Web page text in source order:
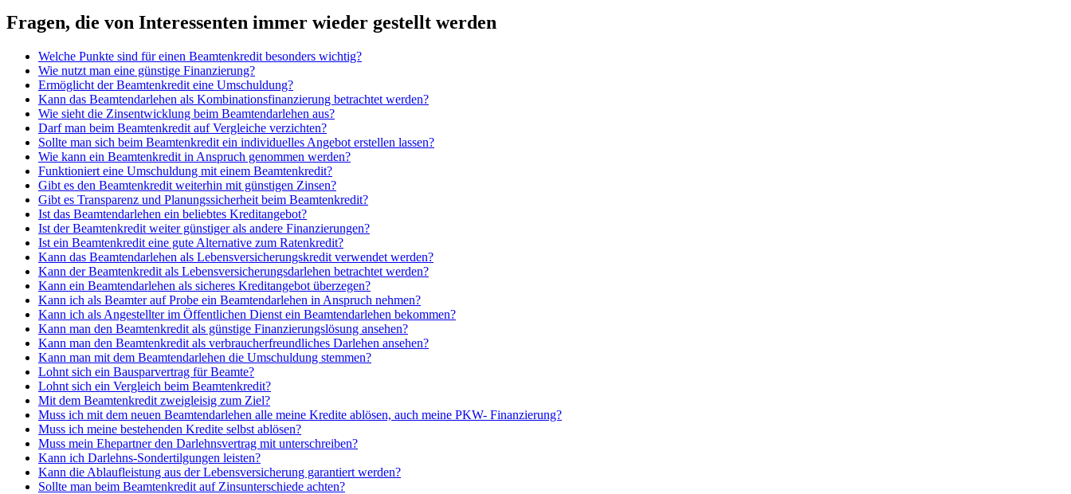
Fragen, die von Interessenten immer wieder gestellt werden
Welche Punkte sind für einen Beamtenkredit besonders wichtig?
Wie nutzt man eine günstige Finanzierung?
Ermöglicht der Beamtenkredit eine Umschuldung?
Kann das Beamtendarlehen als Kombinationsfinanzierung betrachtet werden?
Wie sieht die Zinsentwicklung beim Beamtendarlehen aus?
Darf man beim Beamtenkredit auf Vergleiche verzichten?
Sollte man sich beim Beamtenkredit ein individuelles Angebot erstellen lassen?
Wie kann ein Beamtenkredit in Anspruch genommen werden?
Funktioniert eine Umschuldung mit einem Beamtenkredit?
Gibt es den Beamtenkredit weiterhin mit günstigen Zinsen?
Gibt es Transparenz und Planungssicherheit beim Beamtenkredit?
Ist das Beamtendarlehen ein beliebtes Kreditangebot?
Ist der Beamtenkredit weiter günstiger als andere Finanzierungen?
Ist ein Beamtenkredit eine gute Alternative zum Ratenkredit?
Kann das Beamtendarlehen als Lebensversicherungskredit verwendet werden?
Kann der Beamtenkredit als Lebensversicherungsdarlehen betrachtet werden?
Kann ein Beamtendarlehen als sicheres Kreditangebot überzegen?
Kann ich als Beamter auf Probe ein Beamtendarlehen in Anspruch nehmen?
Kann ich als Angestellter im Öffentlichen Dienst ein Beamtendarlehen bekommen?
Kann man den Beamtenkredit als günstige Finanzierungslösung ansehen?
Kann man den Beamtenkredit als verbraucherfreundliches Darlehen ansehen?
Kann man mit dem Beamtendarlehen die Umschuldung stemmen?
Lohnt sich ein Bausparvertrag für Beamte?
Lohnt sich ein Vergleich beim Beamtenkredit?
Mit dem Beamtenkredit zweigleisig zum Ziel?
Muss ich mit dem neuen Beamtendarlehen alle meine Kredite ablösen, auch meine PKW- Finanzierung?
Muss ich meine bestehenden Kredite selbst ablösen?
Muss mein Ehepartner den Darlehnsvertrag mit unterschreiben?
Kann ich Darlehns-Sondertilgungen leisten?
Kann die Ablaufleistung aus der Lebensversicherung garantiert werden?
Sollte man beim Beamtenkredit auf Zinsunterschiede achten?